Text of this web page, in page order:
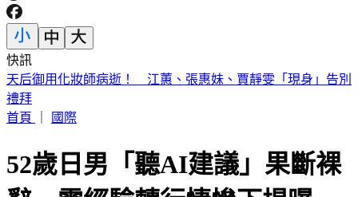
快訊
被選上國民法官該怎麼辦? 司法院廣告
首頁
52歲日男「聽AI建議」果斷裸
辭 零經驗轉行悽慘下場曝